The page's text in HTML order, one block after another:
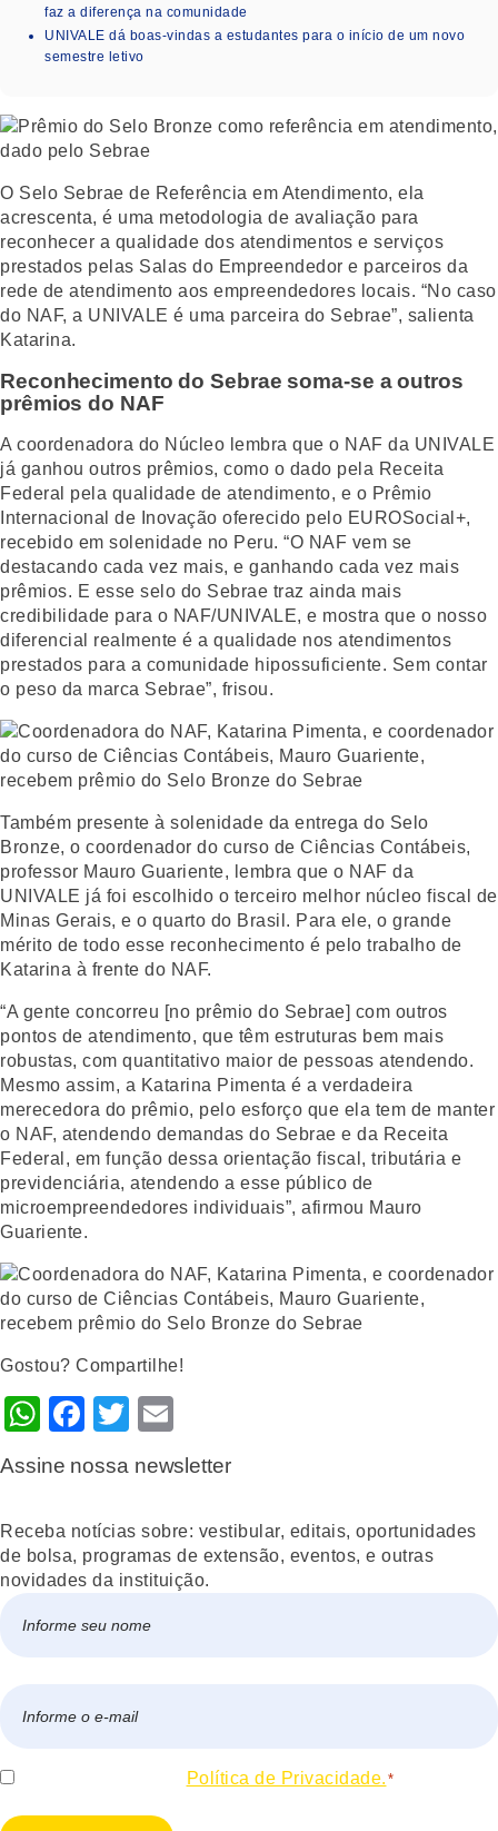
faz a diferença na comunidade
UNIVALE dá boas-vindas a estudantes para o início de um novo
semestre letivo
O Selo Sebrae de Referência em Atendimento, ela
acrescenta, é uma metodologia de avaliação para
reconhecer a qualidade dos atendimentos e serviços
prestados pelas Salas do Empreendedor e parceiros da
rede de atendimento aos empreendedores locais. “No caso
do NAF, a UNIVALE é uma parceira do Sebrae”, salienta
Katarina.
Reconhecimento do Sebrae soma-se a outros
prêmios do NAF
A coordenadora do Núcleo lembra que o NAF da UNIVALE
já ganhou outros prêmios, como o dado pela Receita
Federal pela qualidade de atendimento, e o Prêmio
Internacional de Inovação oferecido pelo EUROSocial+,
recebido em solenidade no Peru. “O NAF vem se
destacando cada vez mais, e ganhando cada vez mais
prêmios. E esse selo do Sebrae traz ainda mais
credibilidade para o NAF/UNIVALE, e mostra que o nosso
diferencial realmente é a qualidade nos atendimentos
prestados para a comunidade hipossuficiente. Sem contar
o peso da marca Sebrae”, frisou.
Também presente à solenidade da entrega do Selo
Bronze, o coordenador do curso de Ciências Contábeis,
professor Mauro Guariente, lembra que o NAF da
UNIVALE já foi escolhido o terceiro melhor núcleo fiscal de
Minas Gerais, e o quarto do Brasil. Para ele, o grande
mérito de todo esse reconhecimento é pelo trabalho de
Katarina à frente do NAF.
“A gente concorreu [no prêmio do Sebrae] com outros
pontos de atendimento, que têm estruturas bem mais
robustas, com quantitativo maior de pessoas atendendo.
Mesmo assim, a Katarina Pimenta é a verdadeira
merecedora do prêmio, pelo esforço que ela tem de manter
o NAF, atendendo demandas do Sebrae e da Receita
Federal, em função dessa orientação fiscal, tributária e
previdenciária, atendendo a esse público de
microempreendedores individuais”, afirmou Mauro
Guariente.
Gostou? Compartilhe!
WhatsApp
Facebook
Twitter
Assine nossa newsletter
Receba notícias sobre: vestibular, editais, oportunidades
de bolsa, programas de extensão, eventos, e outras
novidades da instituição.
mail
Consentir Política de Privacidade. *